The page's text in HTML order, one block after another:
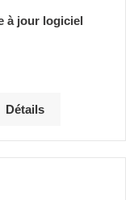
à jour logiciel
Détails